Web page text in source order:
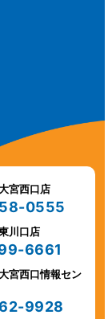
宮西口店
0555
川口店
6661
宮西口情報セン
9928